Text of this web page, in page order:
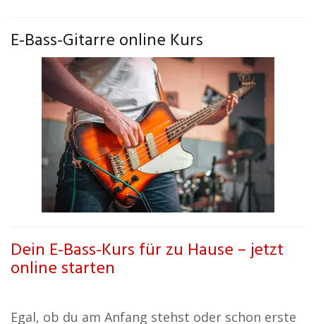
E-Bass-Gitarre online Kurs
Dein E-Bass-Kurs für zu Hause – jetzt
online starten
Egal, ob du am Anfang stehst oder schon erste